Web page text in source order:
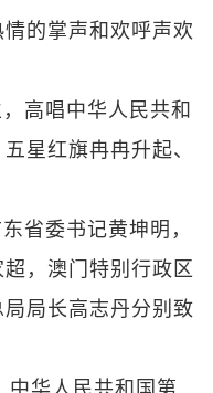
的掌声和欢呼声欢
高唱中华人民共和
星红旗冉冉升起、
省委书记黄坤明，
，澳门特别行政区
局长高志丹分别致
中华人民共和国第